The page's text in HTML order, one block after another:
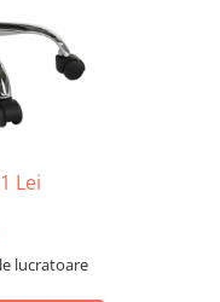
Lei
lucratoare